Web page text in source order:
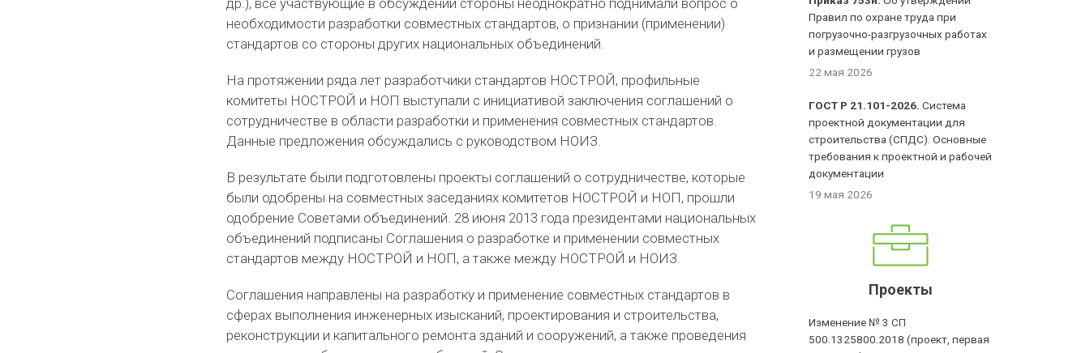
др.), все участвующие в обсуждении стороны неоднократно поднимали вопрос о
необходимости разработки совместных стандартов, о признании (применении)
стандартов со стороны других национальных объединений.
На протяжении ряда лет разработчики стандартов НОСТРОЙ, профильные
комитеты НОСТРОЙ и НОП выступали с инициативой заключения соглашений о
сотрудничестве в области разработки и применения совместных стандартов.
Данные предложения обсуждались с руководством НОИЗ.
В результате были подготовлены проекты соглашений о сотрудничестве, которые
были одобрены на совместных заседаниях комитетов НОСТРОЙ и НОП, прошли
одобрение Советами объединений. 28 июня 2013 года президентами национальных
объединений подписаны Соглашения о разработке и применении совместных
стандартов между НОСТРОЙ и НОП, а также между НОСТРОЙ и НОИЗ.
Соглашения направлены на разработку и применение совместных стандартов в
сферах выполнения инженерных изысканий, проектирования и строительства,
реконструкции и капитального ремонта зданий и сооружений, а также проведения
Правил по охране труда при
погрузочно-разгрузочных работах
и размещении грузов
22 мая 2026
ГОСТ Р 21.101-2026. Система
проектной документации для
строительства (СПДС). Основные
требования к проектной и рабочей
документации
19 мая 2026
Проекты
Изменение № 3 СП
500.1325800.2018 (проект, первая